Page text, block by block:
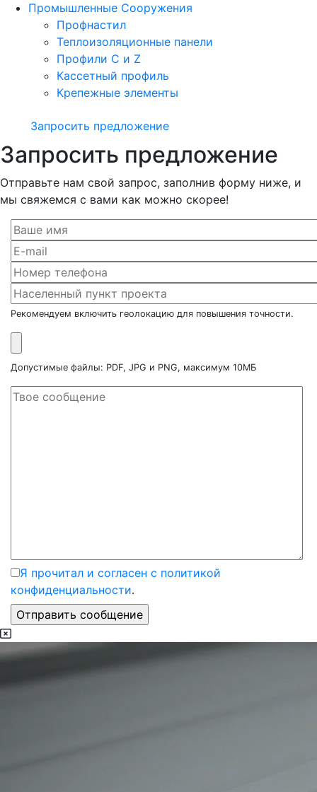
Промышленные Сооружения
Профнастил
Теплоизоляционные панели
Профили C и Z
Кассетный профиль
Крепежные элементы
Запросить предложение
Запросить предложение
Отправьте нам свой запрос, заполнив форму ниже, и
мы свяжемся с вами как можно скорее!
Рекомендуем включить геолокацию для повышения точности.
Допустимые файлы: PDF, JPG и PNG, максимум 10МБ
Я прочитал и согласен с политикой
конфиденциальности.